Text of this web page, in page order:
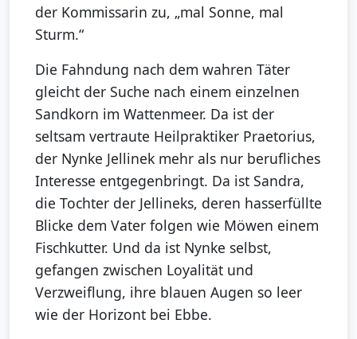
der Kommissarin zu, „mal Sonne, mal
Sturm.“
Die Fahndung nach dem wahren Täter
gleicht der Suche nach einem einzelnen
Sandkorn im Wattenmeer. Da ist der
seltsam vertraute Heilpraktiker Praetorius,
der Nynke Jellinek mehr als nur berufliches
Interesse entgegenbringt. Da ist Sandra,
die Tochter der Jellineks, deren hasserfüllte
Blicke dem Vater folgen wie Möwen einem
Fischkutter. Und da ist Nynke selbst,
gefangen zwischen Loyalität und
Verzweiflung, ihre blauen Augen so leer
wie der Horizont bei Ebbe.